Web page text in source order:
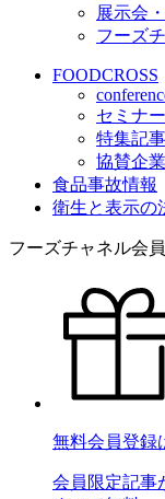
展示会
フーズ
FOODCROSS
セミナー
特集記事
協賛企業
食品事故情報
衛生と表示の
フーズチャネル会
無料会員登録
会員限定記事